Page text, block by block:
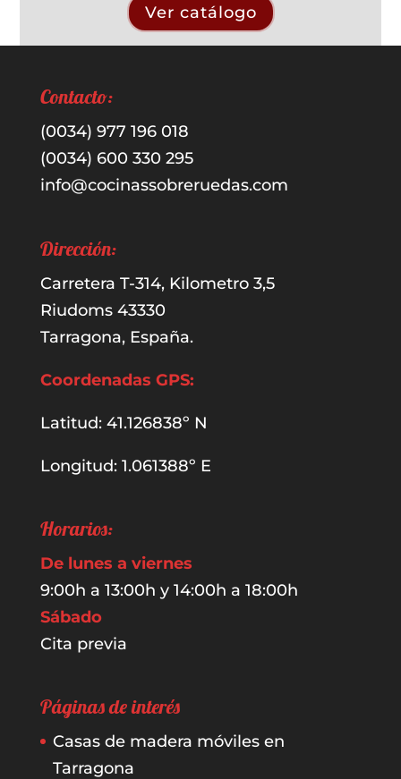
Ver catálogo
Contacto:
(0034) 977 196 018
(0034) 600 330 295
info@cocinassobreruedas.com
Dirección:
Carretera T-314, Kilometro 3,5
Riudoms 43330
Tarragona, España.
Coordenadas GPS:
Latitud: 41.126838º N
Longitud: 1.061388º E
Horarios:
De lunes a viernes
9:00h a 13:00h y 14:00h a 18:00h
Sábado
Cita previa
Páginas de interés
Casas de madera móviles en
Tarragona